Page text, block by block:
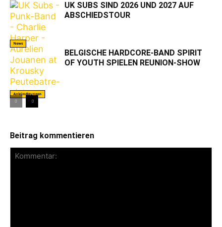
Ankündigungen
UK SUBS SIND 2026 UND 2027 AUF
ABSCHIEDSTOUR
News
BELGISCHE HARDCORE-BAND SPIRIT
OF YOUTH SPIELEN REUNION-SHOW
Beitrag kommentieren